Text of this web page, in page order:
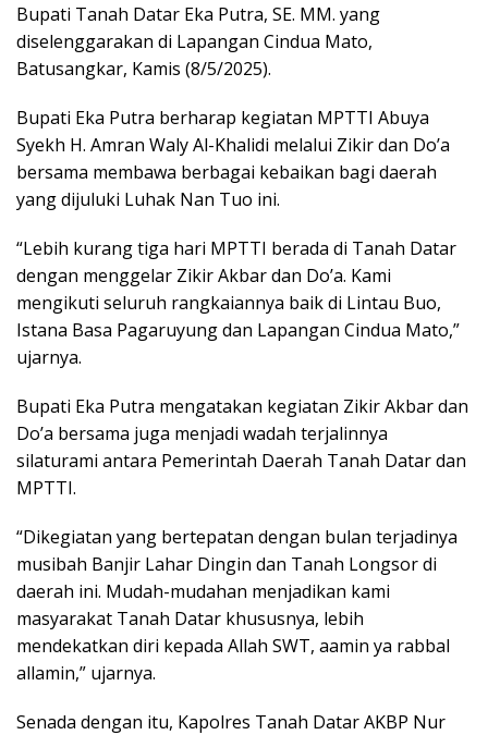
Bupati Tanah Datar Eka Putra, SE. MM. yang
diselenggarakan di Lapangan Cindua Mato,
Batusangkar, Kamis (8/5/2025).
Bupati Eka Putra berharap kegiatan MPTTI Abuya
Syekh H. Amran Waly Al-Khalidi melalui Zikir dan Do’a
bersama membawa berbagai kebaikan bagi daerah
yang dijuluki Luhak Nan Tuo ini.
“Lebih kurang tiga hari MPTTI berada di Tanah Datar
dengan menggelar Zikir Akbar dan Do’a. Kami
mengikuti seluruh rangkaiannya baik di Lintau Buo,
Istana Basa Pagaruyung dan Lapangan Cindua Mato,”
ujarnya.
Bupati Eka Putra mengatakan kegiatan Zikir Akbar dan
Do’a bersama juga menjadi wadah terjalinnya
silaturami antara Pemerintah Daerah Tanah Datar dan
MPTTI.
“Dikegiatan yang bertepatan dengan bulan terjadinya
musibah Banjir Lahar Dingin dan Tanah Longsor di
daerah ini. Mudah-mudahan menjadikan kami
masyarakat Tanah Datar khususnya, lebih
mendekatkan diri kepada Allah SWT, aamin ya rabbal
allamin,” ujarnya.
Senada dengan itu, Kapolres Tanah Datar AKBP Nur